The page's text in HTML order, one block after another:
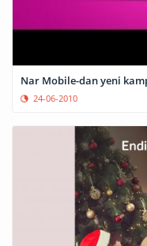
Nar Mobile-dan yeni
24-06-2010